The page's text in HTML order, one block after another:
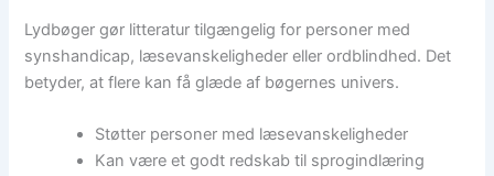
Lydbøger gør litteratur tilgængelig for personer med
synshandicap, læsevanskeligheder eller ordblindhed. Det
betyder, at flere kan få glæde af bøgernes univers.
Støtter personer med læsevanskeligheder
Kan være et godt redskab til sprogindlæring